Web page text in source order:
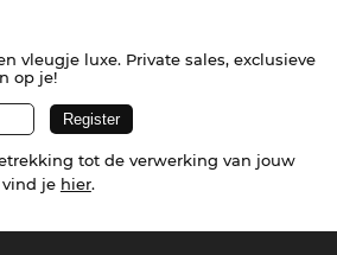
vleugje luxe. Private sales, exclusieve
op je!
tot de verwerking van jouw
je hier.